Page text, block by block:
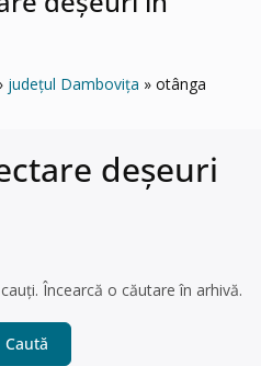
județul Dambovița otânga
deșeuri
Încearcă o căutare în arhivă.